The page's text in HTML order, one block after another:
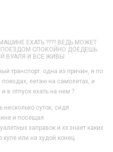
ЕХАТЬ ???? ВЕДЬ МОЖЕТ
ПОЕЗДОМ СПОКОЙНО ДОЕДЕШЬ
ВУАЛЯ И ВСЕ ЖИВЫ
транспорт. одна из причин, я по
летаю на самолетах, и
в отпуск ехать на нем ?
несколько суток, сидя
и посещая
заправок и хз знает каких
или на худой конец